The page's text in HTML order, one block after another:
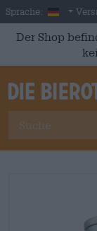
Skip to main content
Sprache:
Der Shop